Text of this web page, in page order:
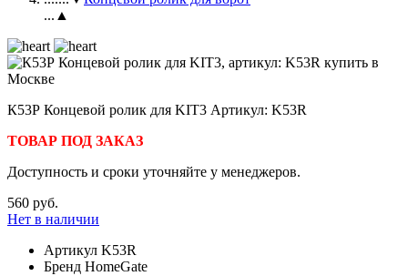
...▲
К53Р Концевой ролик для KIT3 Артикул: K53R
ТОВАР ПОД ЗАКАЗ
Доступность и сроки уточняйте у менеджеров.
560 руб.
Нет в наличии
Артикул K53R
Бренд HomeGate